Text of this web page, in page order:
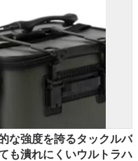
な強度を誇るタックルバ
も潰れにくいウルトラハ